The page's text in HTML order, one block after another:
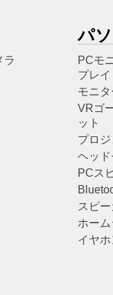
ラ
パ
PCモ
プレイ
モニ
VRゴ
ット
プロジ
ヘッド
PCス
スピ
ホー
イヤ